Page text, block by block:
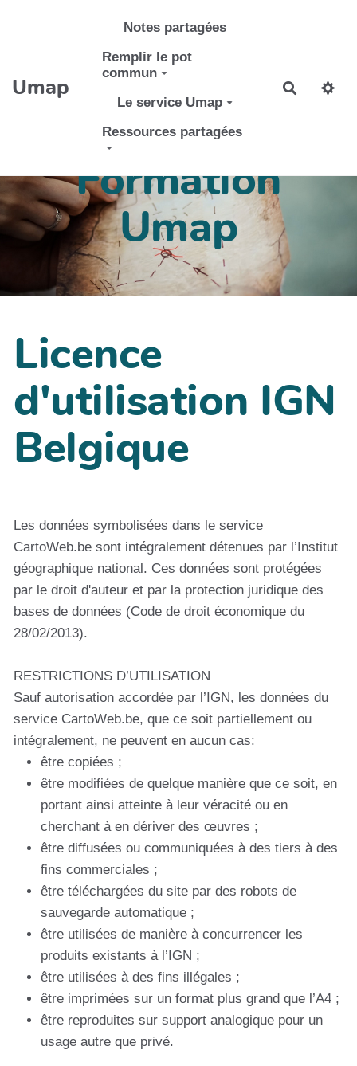
Aller au contenu principal
Umap
Notes partagées
Remplir le pot
commun
Le service Umap
Ressources partagées
Formation
Umap
Licence
d'utilisation IGN
Belgique
Les données symbolisées dans le service
CartoWeb.be sont intégralement détenues par l’Institut
géographique national. Ces données sont protégées
par le droit d'auteur et par la protection juridique des
bases de données (Code de droit économique du
28/02/2013).
RESTRICTIONS D’UTILISATION
Sauf autorisation accordée par l’IGN, les données du
service CartoWeb.be, que ce soit partiellement ou
intégralement, ne peuvent en aucun cas:
être copiées ;
être modifiées de quelque manière que ce soit, en
portant ainsi atteinte à leur véracité ou en
cherchant à en dériver des œuvres ;
être diffusées ou communiquées à des tiers à des
fins commerciales ;
être téléchargées du site par des robots de
sauvegarde automatique ;
être utilisées de manière à concurrencer les
produits existants à l’IGN ;
être utilisées à des fins illégales ;
être imprimées sur un format plus grand que l’A4 ;
être reproduites sur support analogique pour un
usage autre que privé.